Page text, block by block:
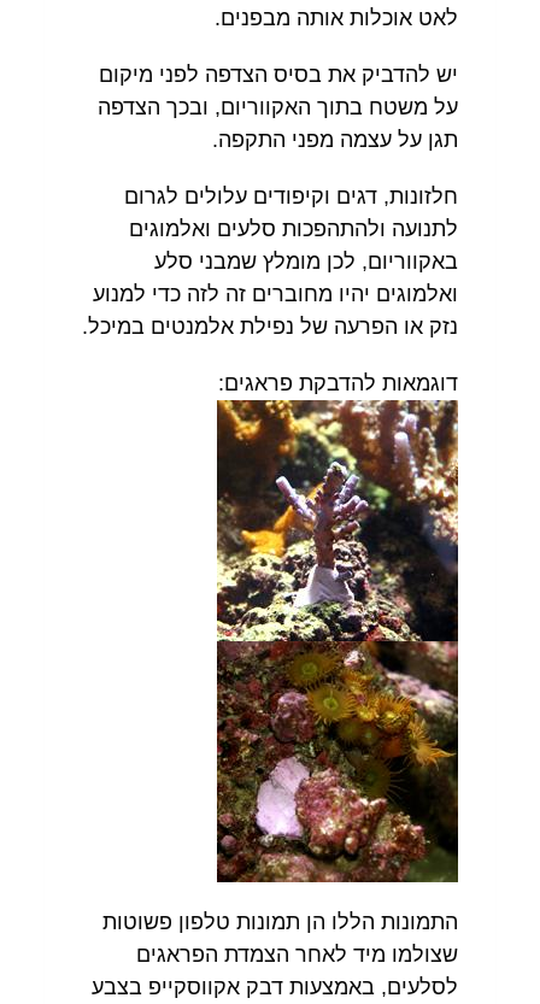
לאט אוכלות אותה מבפנים.
יש להדביק את בסיס הצדפה לפני מיקום
על משטח בתוך האקווריום, ובכך הצדפה
תגן על עצמה מפני התקפה.
חלזונות, דגים וקיפודים עלולים לגרום
לתנועה ולהתהפכות סלעים ואלמוגים
באקווריום, לכן מומלץ שמבני סלע
ואלמוגים יהיו מחוברים זה לזה כדי למנוע
נזק או הפרעה של נפילת אלמנטים במיכל.
דוגמאות להדבקת פראגים:
התמונות הללו הן תמונות טלפון פשוטות
שצולמו מיד לאחר הצמדת הפראגים
לסלעים, באמצעות דבק אקווסקייפ בצבע